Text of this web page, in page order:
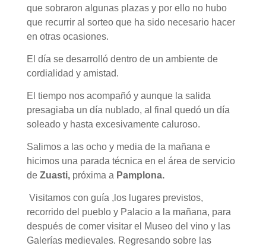
que sobraron algunas plazas y por ello no hubo
que recurrir al sorteo que ha sido necesario hacer
en otras ocasiones.
El día se desarrolló dentro de un ambiente de
cordialidad y amistad.
El tiempo nos acompañó y aunque la salida
presagiaba un día nublado, al final quedó un día
soleado y hasta excesivamente caluroso.
Salimos a las ocho y media de la mañana e
hicimos una parada técnica en el área de servicio
de Zuasti,próxima a Pamplona.
Visitamos con guía ,los lugares previstos,
recorrido del pueblo y Palacio a la mañana, para
después de comer visitar el Museo del vino y las
Galerías medievales. Regresando sobre las